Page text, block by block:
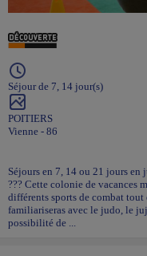
Séjour de 7, 14 jour(s)
POITIERS
Vienne - 86
Séjours en 7, 14 ou 21 jours
??? Cette colonie de vacances
différents sports de combat
familiariseras avec le judo, le
possibilité de ...